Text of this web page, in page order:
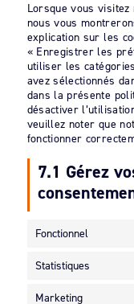
Lorsque vous
nous vous
explication sur les
« Enregistrer les
utiliser les
avez sélectionnés
dans la présente
désactiver
veuillez noter que
fonctionner
7.1 Gérez
Fonctionnel
Statistiques
Marketing